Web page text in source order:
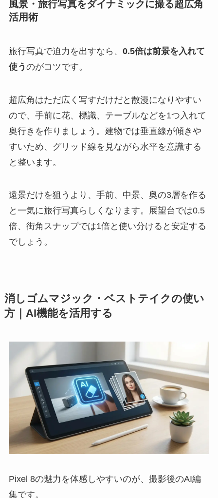
風景・旅行写真をダイナミックに撮る超広角
活用術
旅行写真で迫力を出すなら、 0.5倍は前景を入れて
使う のがコツです。
超広角はただ広く写すだけだと散漫になりやすい
ので、手前に花、標識、テーブルなどを1つ入れて
奥行きを作りましょう。建物では垂直線が傾きや
すいため、グリッド線を見ながら水平を意識する
と整います。
遠景だけを狙うより、手前、中景、奥の3層を作る
と一気に旅行写真らしくなります。展望台では0.5
倍、街角スナップでは1倍と使い分けると安定する
でしょう。
消しゴムマジック・ベストテイクの使い
方｜AI機能を活用する
Pixel 8の魅力を体感しやすいのが、撮影後のAI編
集です。